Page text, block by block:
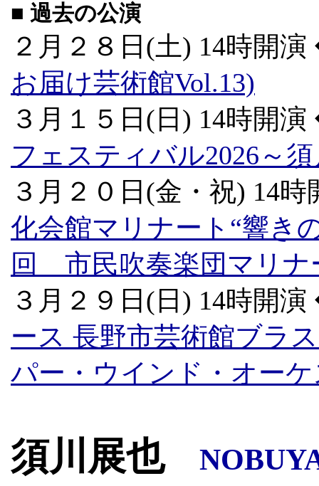
■ 過去の公演
２月２８日(土) 14時開
お届け芸術館Vol.13)
３月１５日(日) 14時開
フェスティバル2026～
３月２０日(金・祝) 14
化会館マリナート“響き
回 市民吹奏楽団マリナ
３月２９日(日) 14時開
ース 長野市芸術館ブラ
パー・ウインド・オー
須川展也